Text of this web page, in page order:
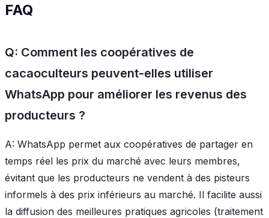
FAQ
Q: Comment les coopératives de
cacaoculteurs peuvent-elles utiliser
WhatsApp pour améliorer les revenus des
producteurs ?
A: WhatsApp permet aux coopératives de partager en
temps réel les prix du marché avec leurs membres,
évitant que les producteurs ne vendent à des pisteurs
informels à des prix inférieurs au marché. Il facilite aussi
la diffusion des meilleures pratiques agricoles (traitement